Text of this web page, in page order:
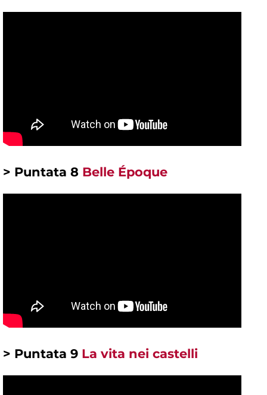
> Puntata 8 Belle Époque
> Puntata 9 La vita nei castelli